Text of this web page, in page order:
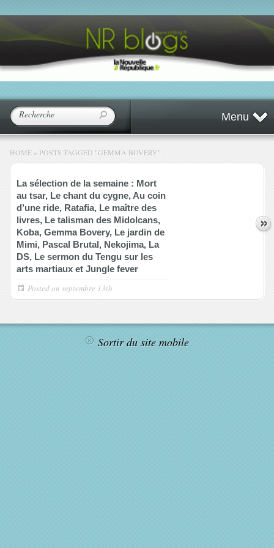
Menu
HOME » POSTS TAGGED "GEMMA BOVERY"
La sélection de la semaine : Mort
au tsar, Le chant du cygne, Au coin
d’une ride, Ratafia, Le maître des
livres, Le talisman des Midolcans,
Koba, Gemma Bovery, Le jardin de
Mimi, Pascal Brutal, Nekojima, La
DS, Le sermon du Tengu sur les
arts martiaux et Jungle fever
Posted on septembre 13th
Sortir du site mobile